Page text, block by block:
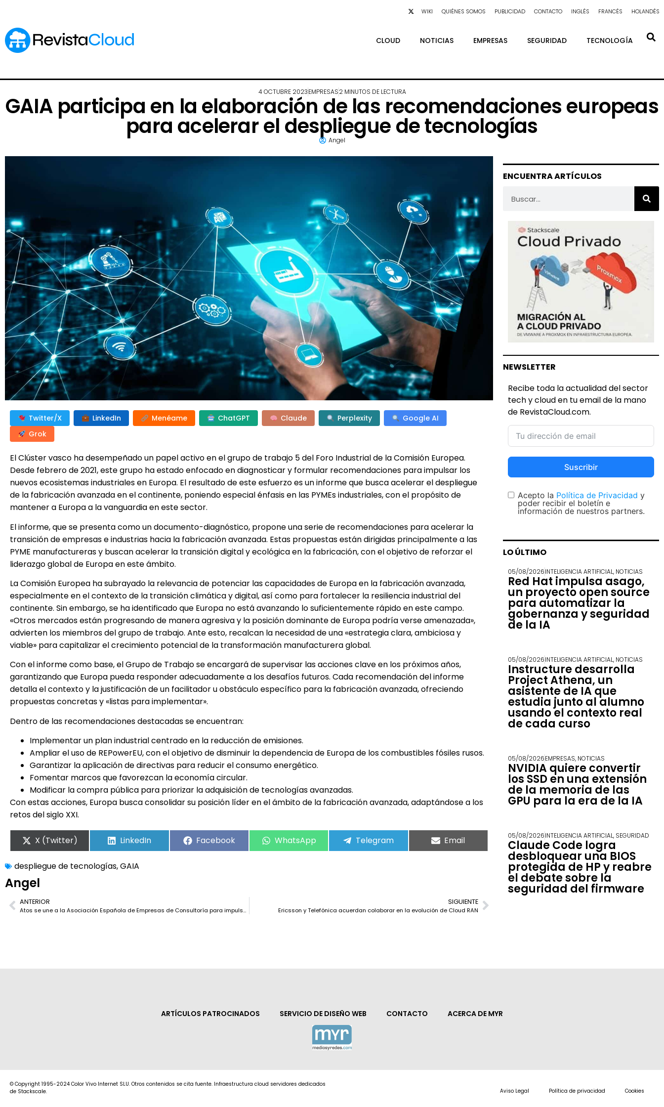
WIKI QUIÉNES SOMOS PUBLICIDAD CONTACTO INGLÉS FRANCÉS HOLANDÉS
CLOUD NOTICIAS EMPRESAS SEGURIDAD TECNOLOGÍA
4 OCTUBRE 2023EMPRESAS2 MINUTOS DE LECTURA
GAIA participa en la elaboración de las recomendaciones europeas
para acelerar el despliegue de tecnologías
Angel
Twitter/X LinkedIn Menéame ChatGPT Claude Perplexity
Google AI
Grok
El Clúster vasco ha desempeñado un papel activo en el grupo de trabajo 5 del Foro Industrial de la Comisión Europea.
Desde febrero de 2021, este grupo ha estado enfocado en diagnosticar y formular recomendaciones para impulsar los
nuevos ecosistemas industriales en Europa. El resultado de este esfuerzo es un informe que busca acelerar el despliegue
de la fabricación avanzada en el continente, poniendo especial énfasis en las PYMEs industriales, con el propósito de
mantener a Europa a la vanguardia en este sector.
El informe, que se presenta como un documento-diagnóstico, propone una serie de recomendaciones para acelerar la
transición de empresas e industrias hacia la fabricación avanzada. Estas propuestas están dirigidas principalmente a las
PYME manufactureras y buscan acelerar la transición digital y ecológica en la fabricación, con el objetivo de reforzar el
liderazgo global de Europa en este ámbito.
La Comisión Europea ha subrayado la relevancia de potenciar las capacidades de Europa en la fabricación avanzada,
especialmente en el contexto de la transición climática y digital, así como para fortalecer la resiliencia industrial del
continente. Sin embargo, se ha identificado que Europa no está avanzando lo suficientemente rápido en este campo.
«Otros mercados están progresando de manera agresiva y la posición dominante de Europa podría verse amenazada»,
advierten los miembros del grupo de trabajo. Ante esto, recalcan la necesidad de una «estrategia clara, ambiciosa y
viable» para capitalizar el crecimiento potencial de la transformación manufacturera global.
Con el informe como base, el Grupo de Trabajo se encargará de supervisar las acciones clave en los próximos años,
garantizando que Europa pueda responder adecuadamente a los desafíos futuros. Cada recomendación del informe
detalla el contexto y la justificación de un facilitador u obstáculo específico para la fabricación avanzada, ofreciendo
propuestas concretas y «listas para implementar».
Dentro de las recomendaciones destacadas se encuentran:
Implementar un plan industrial centrado en la reducción de emisiones.
Ampliar el uso de REPowerEU, con el objetivo de disminuir la dependencia de Europa de los combustibles fósiles rusos.
Garantizar la aplicación de directivas para reducir el consumo energético.
Fomentar marcos que favorezcan la economía circular.
Modificar la compra pública para priorizar la adquisición de tecnologías avanzadas.
Con estas acciones, Europa busca consolidar su posición líder en el ámbito de la fabricación avanzada, adaptándose a los
retos del siglo XXI.
X (Twitter) LinkedIn Facebook WhatsApp Telegram Email
despliegue de tecnologías,GAIA
Angel
ANTERIOR
Atos se une a la Asociación Española de Empresas de Consultoría para impulsar la transformación digital en España
SIGUIENTE
Ericsson y Telefónica acuerdan colaborar en la evolución de Cloud RAN
ENCUENTRA ARTÍCULOS
NEWSLETTER
Recibe toda la actualidad del sector
tech y cloud en tu email de la mano
de RevistaCloud.com.
Suscribir
Acepto la Política de Privacidad y
poder recibir el boletín e
información de nuestros partners.
LO ÚLTIMO
05/08/2026INTELIGENCIA ARTIFICIAL, NOTICIAS
Red Hat impulsa asago,
un proyecto open source
para automatizar la
gobernanza y seguridad
de la IA
05/08/2026INTELIGENCIA ARTIFICIAL, NOTICIAS
Instructure desarrolla
Project Athena, un
asistente de IA que
estudia junto al alumno
usando el contexto real
de cada curso
05/08/2026EMPRESAS, NOTICIAS
NVIDIA quiere convertir
los SSD en una extensión
de la memoria de las
GPU para la era de la IA
05/08/2026INTELIGENCIA ARTIFICIAL, SEGURIDAD
Claude Code logra
desbloquear una BIOS
protegida de HP y reabre
el debate sobre la
seguridad del firmware
ARTÍCULOS PATROCINADOS SERVICIO DE DISEÑO WEB CONTACTO ACERCA DE MYR
© Copyright 1995-2024 Color Vivo Internet SLU. Otros contenidos se cita fuente. Infraestructura cloud servidores dedicados
de Stackscale.
Aviso Legal Política de privacidad Cookies